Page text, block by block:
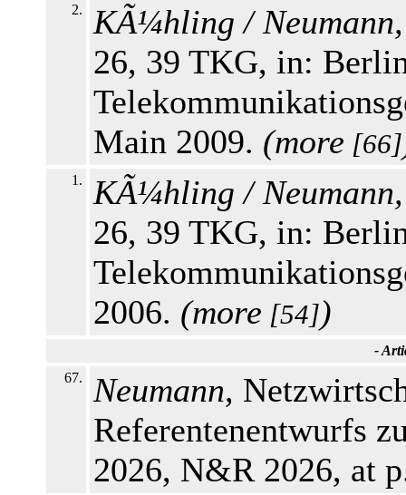
2. KÃ¼hling / Neumann,
26, 39 TKG, in:
Main 2009. (more [66]
1. KÃ¼hling / Neumann,
26, 39 TKG, in:
2006. (more [54])
-
67.
Neumann,
Referentenentwurfs
2026, N&R 2026, at